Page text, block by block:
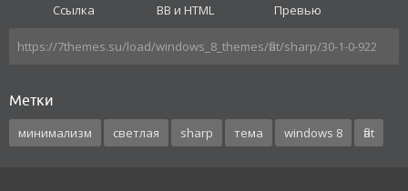
Ссылка BB и HTML Превью
Метки
минимализм светлая sharp тема windows 8 flat